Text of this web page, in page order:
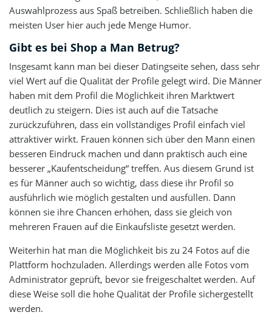
Auswahlprozess aus Spaß betreiben. Schließlich haben die
meisten User hier auch jede Menge Humor.
Gibt es bei Shop a Man Betrug?
Insgesamt kann man bei dieser Datingseite sehen, dass sehr
viel Wert auf die Qualität der Profile gelegt wird. Die Männer
haben mit dem Profil die Möglichkeit ihren Marktwert
deutlich zu steigern. Dies ist auch auf die Tatsache
zurückzuführen, dass ein vollständiges Profil einfach viel
attraktiver wirkt. Frauen können sich über den Mann einen
besseren Eindruck machen und dann praktisch auch eine
besserer „Kaufentscheidung“ treffen. Aus diesem Grund ist
es für Männer auch so wichtig, dass diese ihr Profil so
ausführlich wie möglich gestalten und ausfüllen. Dann
können sie ihre Chancen erhöhen, dass sie gleich von
mehreren Frauen auf die Einkaufsliste gesetzt werden.
Weiterhin hat man die Möglichkeit bis zu 24 Fotos auf die
Plattform hochzuladen. Allerdings werden alle Fotos vom
Administrator geprüft, bevor sie freigeschaltet werden. Auf
diese Weise soll die hohe Qualität der Profile sichergestellt
werden.